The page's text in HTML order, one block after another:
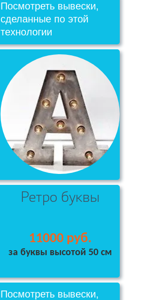
Посмотреть вывески,
сделанные по этой
технологии
Ретро буквы
11000 руб.
за буквы высотой 50 см
Посмотреть вывески,